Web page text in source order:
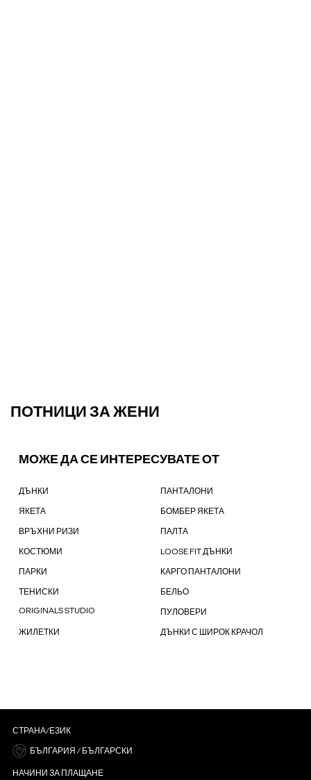
ПОТНИЦИ ЗА ЖЕНИ
МОЖЕ ДА СЕ ИНТЕРЕСУВАТЕ ОТ
ДЪНКИ ПАНТАЛОНИ
ЯКЕТА БОМБЕР ЯКЕТА
ВРЪХНИ РИЗИ ПАЛТА
КОСТЮМИ LOOSE FIT ДЪНКИ
ПАРКИ КАРГО ПАНТАЛОНИ
ТЕНИСКИ БЕЛЬО
ORIGINALS STUDIO ПУЛОВЕРИ
ЖИЛЕТКИ ДЪНКИ С ШИРОК КРАЧОЛ
СТРАНА/ЕЗИК
БЪЛГАРИЯ / БЪЛГАРСКИ
НАЧИНИ ЗА ПЛАЩАНЕ